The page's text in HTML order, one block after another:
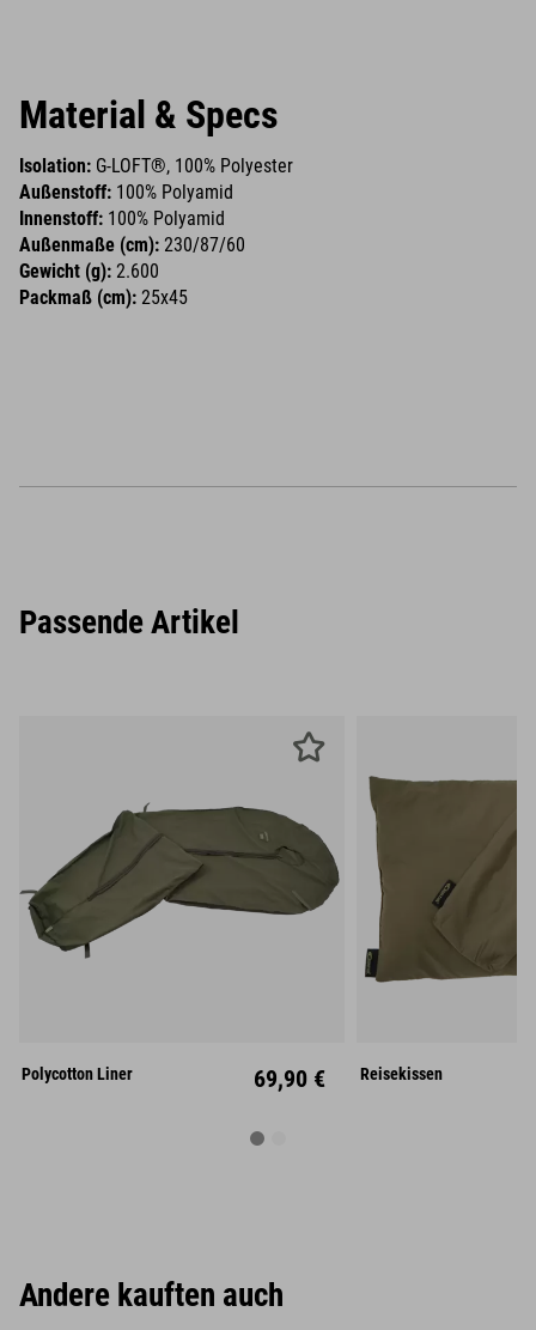
Material & Specs
Isolation: G-LOFT®, 100% Polyester
Außenstoff: 100% Polyamid
Innenstoff: 100% Polyamid
Außenmaße (cm): 230/87/60
Gewicht (g): 2.600
Packmaß (cm): 25x45
Passende Artikel
Polycotton Liner 69,90 € Reisekissen
Andere kauften auch